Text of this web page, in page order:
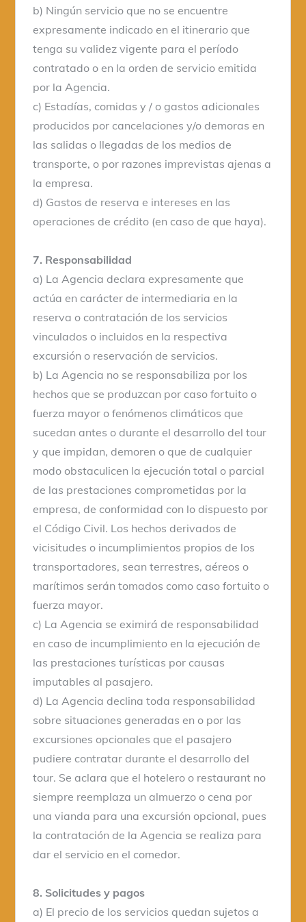
b) Ningún servicio que no se encuentre
expresamente indicado en el itinerario que
tenga su validez vigente para el período
contratado o en la orden de servicio emitida
por la Agencia.
c) Estadías, comidas y / o gastos adicionales
producidos por cancelaciones y/o demoras en
las salidas o llegadas de los medios de
transporte, o por razones imprevistas ajenas a
la empresa.
d) Gastos de reserva e intereses en las
operaciones de crédito (en caso de que haya).
7. Responsabilidad
a) La Agencia declara expresamente que
actúa en carácter de intermediaria en la
reserva o contratación de los servicios
vinculados o incluidos en la respectiva
excursión o reservación de servicios.
b) La Agencia no se responsabiliza por los
hechos que se produzcan por caso fortuito o
fuerza mayor o fenómenos climáticos que
sucedan antes o durante el desarrollo del tour
y que impidan, demoren o que de cualquier
modo obstaculicen la ejecución total o parcial
de las prestaciones comprometidas por la
empresa, de conformidad con lo dispuesto por
el Código Civil. Los hechos derivados de
vicisitudes o incumplimientos propios de los
transportadores, sean terrestres, aéreos o
marítimos serán tomados como caso fortuito o
fuerza mayor.
c) La Agencia se eximirá de responsabilidad
en caso de incumplimiento en la ejecución de
las prestaciones turísticas por causas
imputables al pasajero.
d) La Agencia declina toda responsabilidad
sobre situaciones generadas en o por las
excursiones opcionales que el pasajero
pudiere contratar durante el desarrollo del
tour. Se aclara que el hotelero o restaurant no
siempre reemplaza un almuerzo o cena por
una vianda para una excursión opcional, pues
la contratación de la Agencia se realiza para
dar el servicio en el comedor.
8. Solicitudes y pagos
a) El precio de los servicios quedan sujetos a